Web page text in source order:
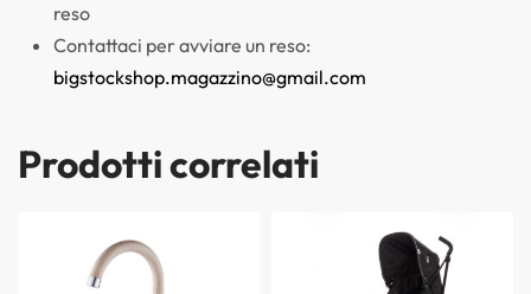
reso
Contattaci per avviare un reso:
bigstockshop.magazzino@gmail.com
Prodotti correlati